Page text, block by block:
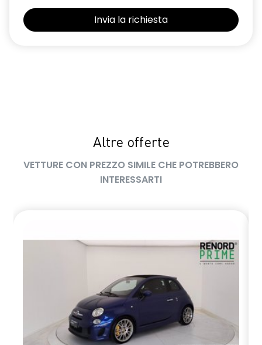
Sedili con sistema isofix
Volante regolabile in altezza e profondità
Altre offerte
VETTURE CON PREZZO SIMILE CHE POTREBBERO
INTERESSARTI